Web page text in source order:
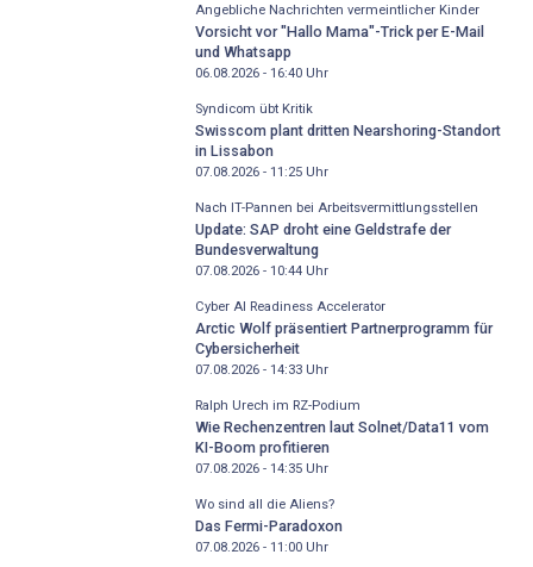
Angebliche Nachrichten vermeintlicher Kinder
Vorsicht vor "Hallo Mama"-Trick per E-Mail
und Whatsapp
06.08.2026 - 16:40Uhr
Syndicom übt Kritik
Swisscom plant dritten Nearshoring-Standort
in Lissabon
07.08.2026 - 11:25Uhr
Nach IT-Pannen bei Arbeitsvermittlungsstellen
Update: SAP droht eine Geldstrafe der
Bundesverwaltung
07.08.2026 - 10:44Uhr
Cyber AI Readiness Accelerator
Arctic Wolf präsentiert Partnerprogramm für
Cybersicherheit
07.08.2026 - 14:33Uhr
Ralph Urech im RZ-Podium
Wie Rechenzentren laut Solnet/Data11 vom
KI-Boom profitieren
07.08.2026 - 14:35Uhr
Wo sind all die Aliens?
Das Fermi-Paradoxon
07.08.2026 - 11:00Uhr